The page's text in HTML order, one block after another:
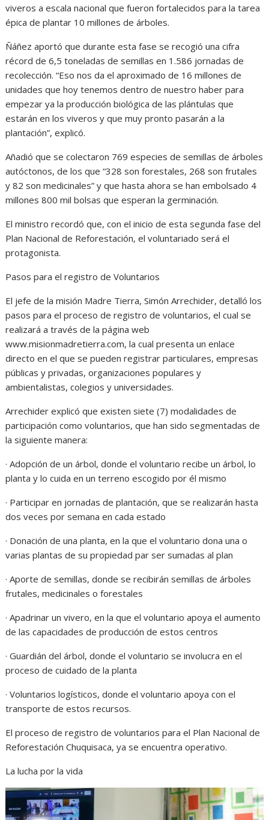
viveros a escala nacional que fueron fortalecidos para la tarea
épica de plantar 10 millones de árboles.
Ñáñez aportó que durante esta fase se recogió una cifra
récord de 6,5 toneladas de semillas en 1.586 jornadas de
recolección. “Eso nos da el aproximado de 16 millones de
unidades que hoy tenemos dentro de nuestro haber para
empezar ya la producción biológica de las plántulas que
estarán en los viveros y que muy pronto pasarán a la
plantación”, explicó.
Añadió que se colectaron 769 especies de semillas de árboles
autóctonos, de los que “328 son forestales, 268 son frutales
y 82 son medicinales” y que hasta ahora se han embolsado 4
millones 800 mil bolsas que esperan la germinación.
El ministro recordó que, con el inicio de esta segunda fase del
Plan Nacional de Reforestación, el voluntariado será el
protagonista.
Pasos para el registro de Voluntarios
El jefe de la misión Madre Tierra, Simón Arrechider, detalló los
pasos para el proceso de registro de voluntarios, el cual se
realizará a través de la página web
www.misionmadretierra.com, la cual presenta un enlace
directo en el que se pueden registrar particulares, empresas
públicas y privadas, organizaciones populares y
ambientalistas, colegios y universidades.
Arrechider explicó que existen siete (7) modalidades de
participación como voluntarios, que han sido segmentadas de
la siguiente manera:
· Adopción de un árbol, donde el voluntario recibe un árbol, lo
planta y lo cuida en un terreno escogido por él mismo
· Participar en jornadas de plantación, que se realizarán hasta
dos veces por semana en cada estado
· Donación de una planta, en la que el voluntario dona una o
varias plantas de su propiedad par ser sumadas al plan
· Aporte de semillas, donde se recibirán semillas de árboles
frutales, medicinales o forestales
· Apadrinar un vivero, en la que el voluntario apoya el aumento
de las capacidades de producción de estos centros
· Guardián del árbol, donde el voluntario se involucra en el
proceso de cuidado de la planta
· Voluntarios logísticos, donde el voluntario apoya con el
transporte de estos recursos.
El proceso de registro de voluntarios para el Plan Nacional de
Reforestación Chuquisaca, ya se encuentra operativo.
La lucha por la vida